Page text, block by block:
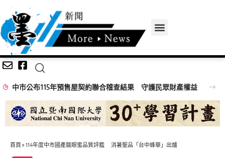
合稽查結果 守護民眾財產權益
首頁 » 114年度中市國產龍眼蜜品質評鑑 消暑聖品「台中蜂華」出爐